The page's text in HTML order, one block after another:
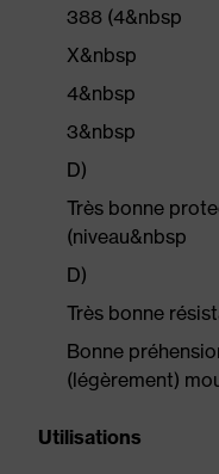
388 (4&nbsp
X&nbsp
4&nbsp
3&nbsp
D)
Très bonne
(niveau&nbsp
D)
Très bonne
Bonne
(légèrement)
Utilisations